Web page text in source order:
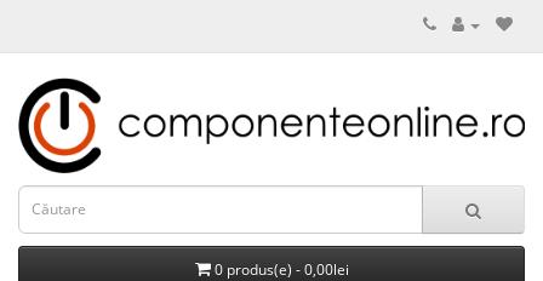
0 produs(e) - 0,00lei